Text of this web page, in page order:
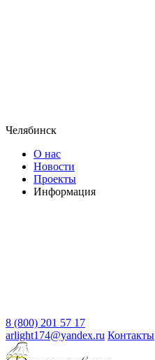
Челябинск
О нас
Новости
Проекты
Информация
8 (800) 201 57 17
arlight174@yandex.ru Контакты